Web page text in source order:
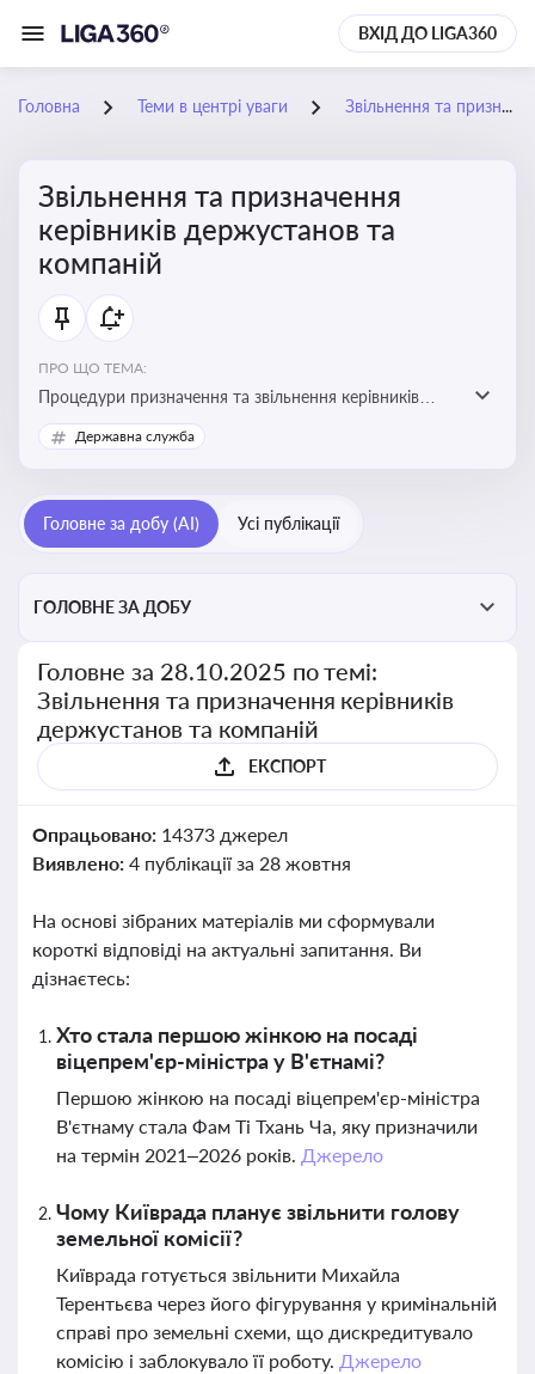
ВХІД ДО LIGA360
Головна Теми в центрі уваги Звільнення та призначення керівників держустанов та компаній
Звільнення та призначення
керівників держустанов та
компаній
ПРО ЩО ТЕМА:
Процедури призначення та звільнення керівників
установ та підприємств
Державна служба
Головне за добу (AI) Усі публікації
ГОЛОВНЕ ЗА ДОБУ
Головне за 28.10.2025 по темі:
Звільнення та призначення керівників
держустанов та компаній
ЕКСПОРТ
Опрацьовано: 14373 джерел
Виявлено: 4 публікації за 28 жовтня
На основі зібраних матеріалів ми сформували
короткі відповіді на актуальні запитання. Ви
дізнаєтесь:
Хто стала першою жінкою на посаді
віцепрем'єр-міністра у В'єтнамі?
Першою жінкою на посаді віцепрем'єр-міністра
В'єтнаму стала Фам Ті Тхань Ча, яку призначили
на термін 2021–2026 років. Джерело
Чому Київрада планує звільнити голову
земельної комісії?
Київрада готується звільнити Михайла
Терентьєва через його фігурування у кримінальній
справі про земельні схеми, що дискредитувало
комісію і заблокувало її роботу. Джерело